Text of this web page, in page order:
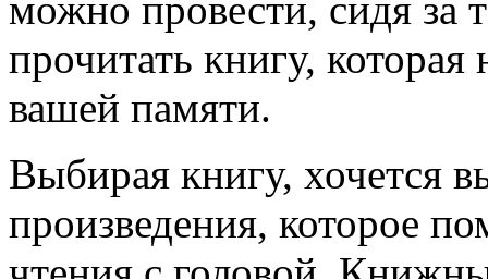
прочитать книгу,
вашей памяти.
Выбирая книгу, хочется
произведения, которое